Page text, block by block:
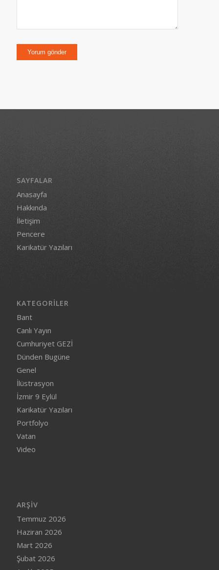
SAYFALAR
Anasayfa
Hakkında
İletişim
Pencere
Karikatür Yazıları
KATEGORILER
Bant
Canlı Yayın
Cumhuriyet GEZİ
Dünden Bugüne
Genel
İlüstrasyon
İzmir 9 Eylül
Karikatür Yazıları
Portfolyo
Vatan
Video
ARŞIV
Temmuz 2026
Haziran 2026
Mart 2026
Şubat 2026